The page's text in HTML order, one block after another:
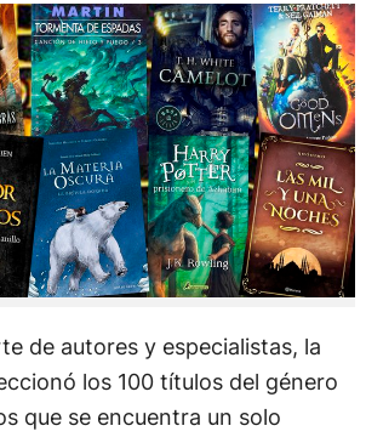
de autores y especialistas, la
los 100 títulos del género
que se encuentra un solo